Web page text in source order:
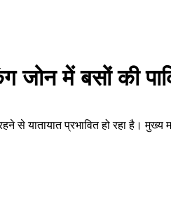
जोन में बसों की
से यातायात प्रभावित हो रहा है।